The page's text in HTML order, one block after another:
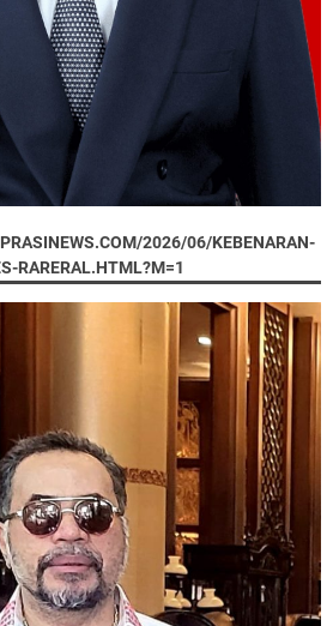
2026/06/KEBENARAN-
RARERAL.HTML?M=1